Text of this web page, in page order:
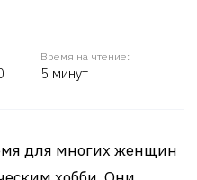
Время на чтение:
5 минут
для многих женщин